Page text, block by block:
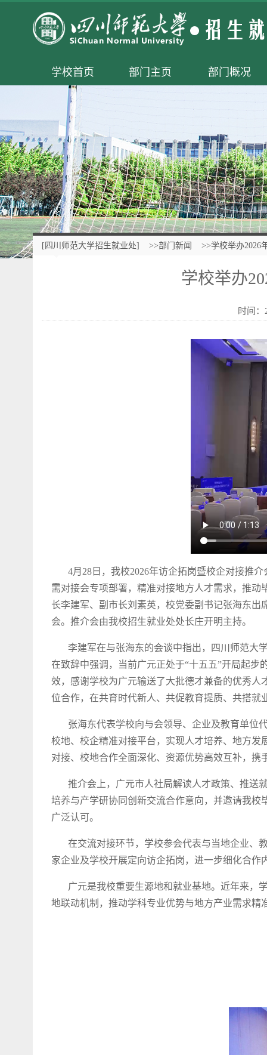
学校首页 部门主页 部门概况
[四川师范大学招生就业处] >>部门新闻 >>学校举办2026
学校举办
时间
4月28日，我校2026年访企拓岗暨校企对接推介
需对接会专项部署，精准对接地方人才需求，推
长李建军、副市长刘素英，校党委副书记张海东
会。推介会由我校招生就业处处长庄开明主持。
李建军在与张海东的会谈中指出，四川师范大学
在致辞中强调，当前广元正处于“十五五”开局起
效，感谢学校为广元输送了大批德才兼备的优秀
位合作，在共育时代新人、共促教育提质、共搭
张海东代表学校向与会领导、企业及教育单位代
校地、校企精准对接平台，实现人才培养、地方
对接、校地合作全面深化、资源优势高效互补，
推介会上，广元市人社局解读人才政策、推送就
培养与产学研协同创新交流合作意向，并邀请我
广泛认可。
在交流对接环节，学校参会代表与当地企业、教
家企业及学校开展定向访企拓岗，进一步细化合作
广元是我校重要生源地和就业基地。近年来，学
地联动机制，推动学科专业优势与地方产业需求